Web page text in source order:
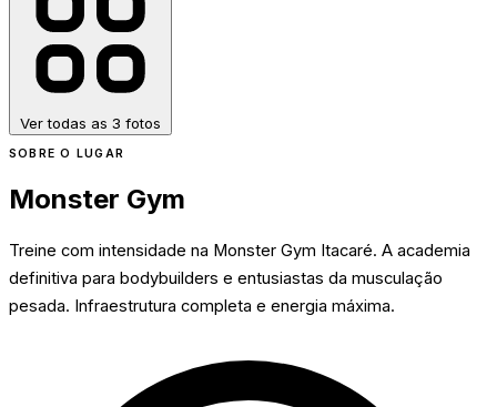
Ver todas as 3 fotos
SOBRE O LUGAR
Monster Gym
Treine com intensidade na Monster Gym Itacaré. A academia
definitiva para bodybuilders e entusiastas da musculação
pesada. Infraestrutura completa e energia máxima.